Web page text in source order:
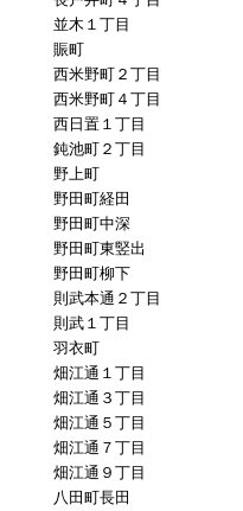
並木１丁目
賑町
西米野町２丁目
西米野町４丁目
西日置１丁目
鈍池町２丁目
野上町
野田町経田
野田町中深
野田町東竪出
野田町柳下
則武本通２丁目
則武１丁目
羽衣町
畑江通１丁目
畑江通３丁目
畑江通５丁目
畑江通７丁目
畑江通９丁目
八田町長田